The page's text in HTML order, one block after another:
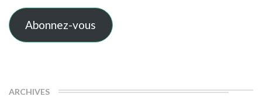
mail
Abonnez-vous
ARCHIVES